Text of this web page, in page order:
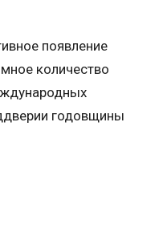
появление
количество
годовщины